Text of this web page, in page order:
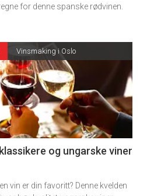
for denne spanske rødvinen.
Vinsmaking i Oslo
og ungarske viner
vin er din favoritt? Denne kvelden